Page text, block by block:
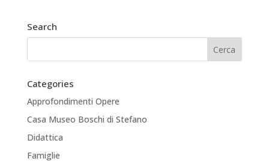
Search
Categories
Approfondimenti Opere
Casa Museo Boschi di Stefano
Didattica
Famiglie